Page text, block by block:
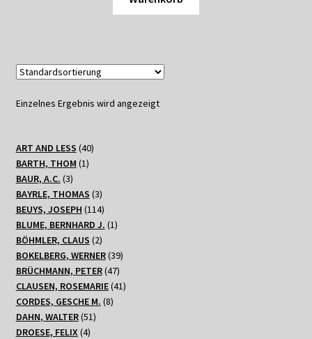
Zahlungsarten
Einzelnes Ergebnis wird angezeigt
ART AND LESS 4040
BARTH, THOM 11
BAUR, A.C. 33
Produkte
BAYRLE, THOMAS 33
Produkte
BEUYS, JOSEPH 114114
Produkte
BLUME, BERNHARD J. 11
BÖHMLER, CLAUS 22
Produkte
BOKELBERG, WERNER 3939
BRÜCHMANN, PETER 4747
Produkte
CLAUSEN, ROSEMARIE 4141
CORDES, GESCHE M. 88
DAHN, WALTER 5151
DROESE, FELIX 44